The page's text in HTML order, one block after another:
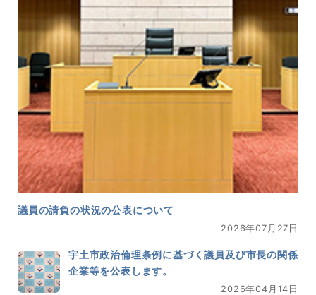
議員の請負の状況の公表について
2026年07月27日
宇土市政治倫理条例に基づく議員及び市長の関係
企業等を公表します。
2026年04月14日